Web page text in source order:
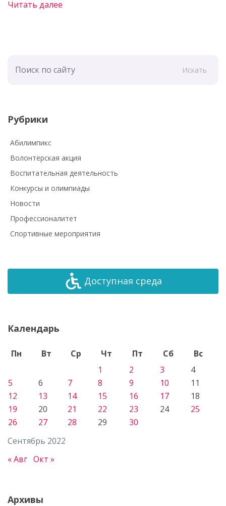
Читать далее
Искать
Рубрики
Абилимпикс
Волонтёрская акция
Воспитательная деятельность
Конкурсы и олимпиады
Новости
Профессионалитет
Спортивные мероприятия
Доступная среда
Календарь
Сентябрь 2022
Пн Вт Ср Чт Пт Сб
Вс
1
2 3
4
5
6 7 8 9 10
11
12
13 14 15 16 17
18
19
20 21 22 23 24
25
26
27 28 29 30
« Авг Окт »
Архивы